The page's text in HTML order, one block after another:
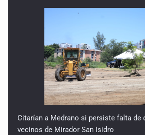
Citarían a Medrano si persiste falta de
vecinos de Mirador San Isidro